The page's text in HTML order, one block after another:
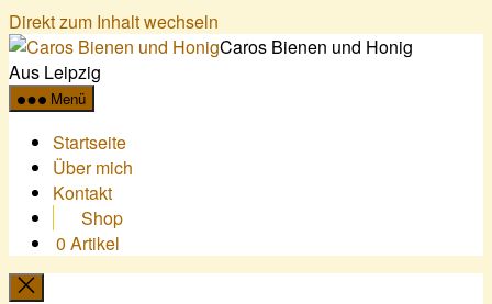
Direkt zum Inhalt wechseln
Caros Bienen und Honig
Aus Leipzig
Menü
Startseite
Über mich
Kontakt
Shop
0 Artikel